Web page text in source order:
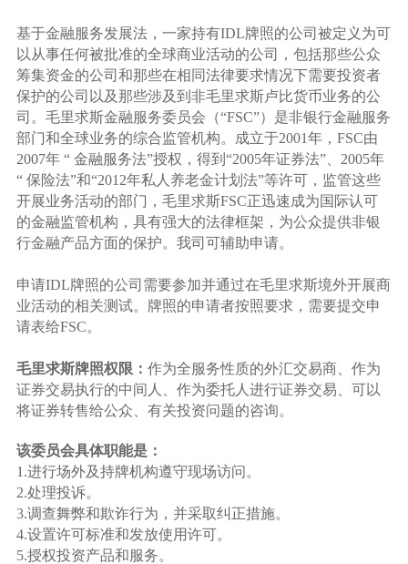
基于金融服务发展法，一家持有IDL牌照的公司被定义为可
以从事任何被批准的全球商业活动的公司，包括那些公众
筹集资金的公司和那些在相同法律要求情况下需要投资者
保护的公司以及那些涉及到非毛里求斯卢比货币业务的公
司。毛里求斯金融服务委员会（“FSC”）是非银行金融服务
部门和全球业务的综合监管机构。成立于2001年，FSC由
2007年 “ 金融服务法”授权，得到“2005年证券法”、2005年
“ 保险法”和“2012年私人养老金计划法”等许可，监管这些
开展业务活动的部门，毛里求斯FSC正迅速成为国际认可
的金融监管机构，具有强大的法律框架，为公众提供非银
行金融产品方面的保护。我司可辅助申请。
申请IDL牌照的公司需要参加并通过在毛里求斯境外开展商
业活动的相关测试。牌照的申请者按照要求，需要提交申
请表给FSC。
毛里求斯牌照权限： 作为全服务性质的外汇交易商、作为
证券交易执行的中间人、作为委托人进行证券交易、可以
将证券转售给公众、有关投资问题的咨询。
该委员会具体职能是：
1.进行场外及持牌机构遵守现场访问。
2.处理投诉。
3.调查舞弊和欺诈行为，并采取纠正措施。
4.设置许可标准和发放使用许可。
5.授权投资产品和服务。